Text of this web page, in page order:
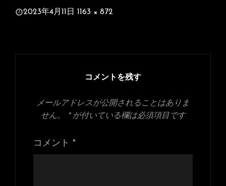
投2023年4月11日 1163 × 872
コメントを残す
メールアドレスが公開されることはありま
せん。
*が付いている欄は必須項目です
コメント *